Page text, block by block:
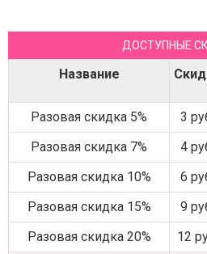
ДОСТУПНЫЕ
Название
Разовая скидка 5% 3
Разовая скидка 7%
4
Разовая скидка 10%
6
Разовая скидка 15%
9
Разовая скидка 20%
12